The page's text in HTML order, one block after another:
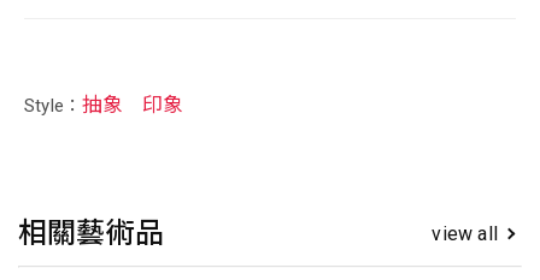
Style：抽象 印象
相關藝術品 view all